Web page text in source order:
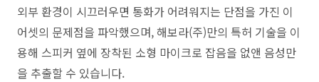
외부 환경이 시끄러우면 통화가 어려워지는 단점을 가진 이
어셋의 문제점을 파악했으며, 해보라(주)만의 특허 기술을 이
용해 스피커 옆에 장착된 소형 마이크로 잡음을 없앤 음성만
을 추출할 수 있습니다.